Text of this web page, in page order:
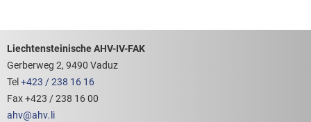
Footerbereich mit hilfreichen Links
Liechtensteinische AHV-IV-FAK
Gerberweg 2, 9490 Vaduz
Tel +423 / 238 16 16
Fax +423 / 238 16 00
ahv@ahv. li